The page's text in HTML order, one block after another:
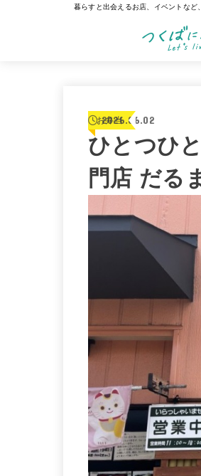
暮らすと出会えるお店、イベントなど
お弁当
2026.06.02
ひとつひ
門店 だる